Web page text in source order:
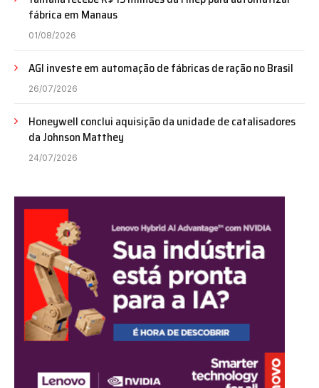
fábrica em Manaus
01/08/2026
AGI investe em automação de fábricas de ração no Brasil
26/07/2026
Honeywell conclui aquisição da unidade de catalisadores
da Johnson Matthey
24/07/2026